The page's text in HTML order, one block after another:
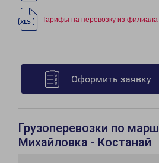
Тарифы на перевозку из филиала
Оформить заявку
Грузоперевозки по
Михайловка - Костанай